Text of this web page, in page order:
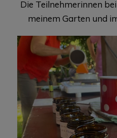
Die Teilnehmerinnen
meinem Garten und